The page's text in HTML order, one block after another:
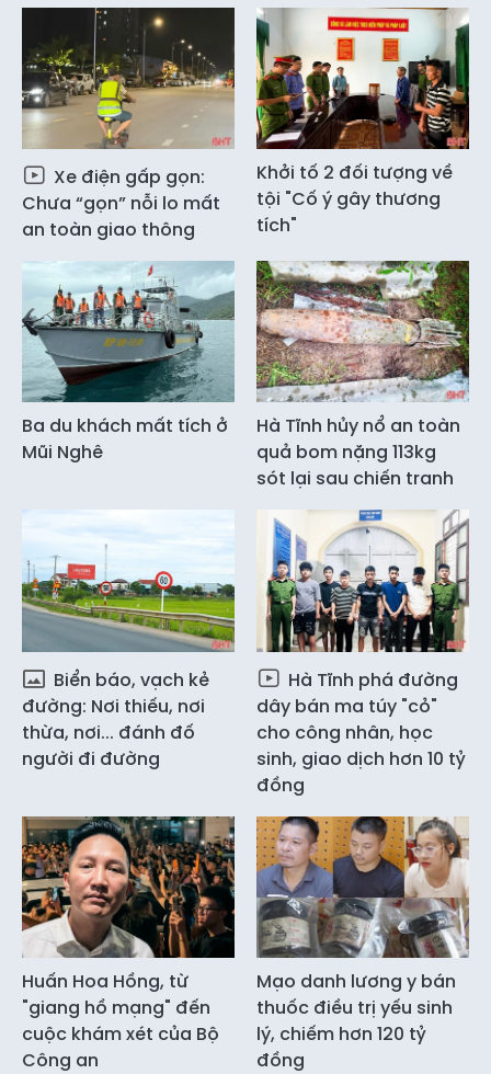
Xe điện gấp gọn:
Chưa “gọn” nỗi lo mất
an toàn giao thông
Khởi tố 2 đối tượng về
tội "Cố ý gây thương
tích"
Ba du khách mất tích ở
Mũi Nghê
Hà Tĩnh hủy nổ an toàn
quả bom nặng 113kg
sót lại sau chiến tranh
Biển báo, vạch kẻ
đường: Nơi thiếu, nơi
thừa, nơi... đánh đố
người đi đường
Hà Tĩnh phá đường
dây bán ma túy "cỏ"
cho công nhân, học
sinh, giao dịch hơn 10 tỷ
đồng
Huấn Hoa Hồng, từ
"giang hồ mạng" đến
cuộc khám xét của Bộ
Công an
Mạo danh lương y bán
thuốc điều trị yếu sinh
lý, chiếm hơn 120 tỷ
đồng